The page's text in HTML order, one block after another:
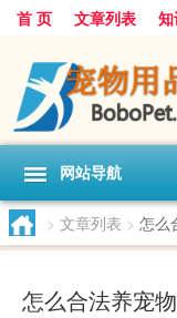
首 页 文章列表
网站导航
> 文章列表 > 怎么
怎么合法养宠